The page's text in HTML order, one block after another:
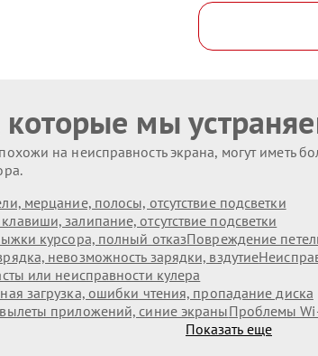
мы
на неисправность экрана, могут иметь
мерцание, полосы, отсутствие подсветки
залипание, отсутствие подсветки
курсора, полный отказПовреждение
невозможность зарядки, вздутие
или неисправности кулера
загрузка, ошибки чтения, пропадание диска
приложений, синие экраныПроблемы
Показать еще